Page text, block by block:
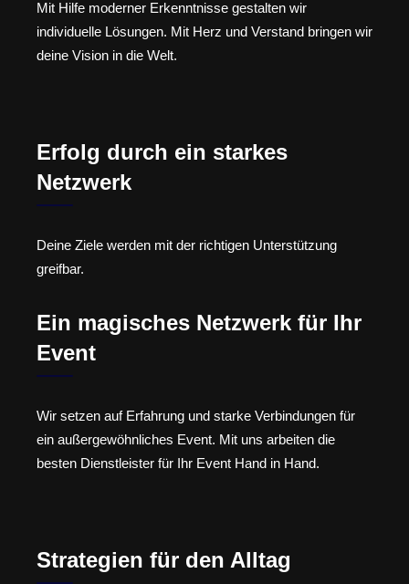
Mit Hilfe moderner Erkenntnisse gestalten wir
individuelle Lösungen. Mit Herz und Verstand bringen wir
deine Vision in die Welt.
Erfolg durch ein starkes
Netzwerk
Deine Ziele werden mit der richtigen Unterstützung
greifbar.
Ein magisches Netzwerk für Ihr
Event
Wir setzen auf Erfahrung und starke Verbindungen für
ein außergewöhnliches Event. Mit uns arbeiten die
besten Dienstleister für Ihr Event Hand in Hand.
Strategien für den Alltag